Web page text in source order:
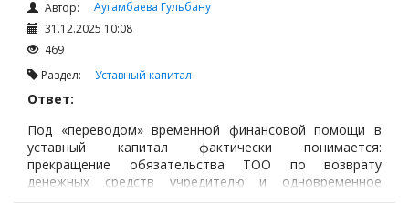
Автор:
Аугамбаева Гульбану
31.12.2025 10:08
469
Раздел: Уставный капитал
Ответ:
Под «переводом» временной финансовой помощи в
уставный капитал фактически понимается:
прекращение обязательства ТОО по возврату
денежных средств учредителю и одновременное
увеличение уставного капитала ТОО на